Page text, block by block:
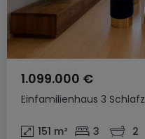
Einfamilienhaus 3
1.099.000 €
151 m² 3 2